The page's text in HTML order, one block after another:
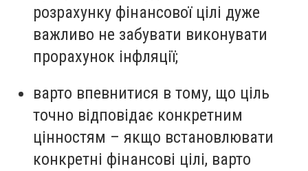
розрахунку фінансової цілі дуже
важливо не забувати виконувати
прорахунок інфляції;
варто впевнитися в тому, що ціль
точно відповідає конкретним
цінностям – якщо встановлювати
конкретні фінансові цілі, варто